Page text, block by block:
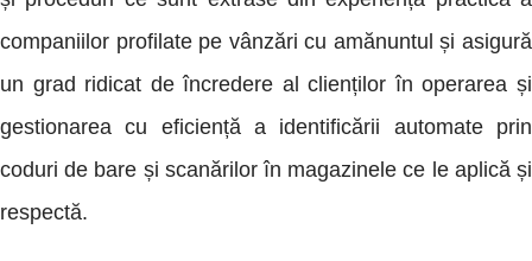
companiilor profilate pe vânzări cu amănuntul și asigură
un grad ridicat de încredere al clienților în operarea și
gestionarea cu eficiență a identificării automate prin
coduri de bare și scanărilor în magazinele ce le aplică și
respectă.